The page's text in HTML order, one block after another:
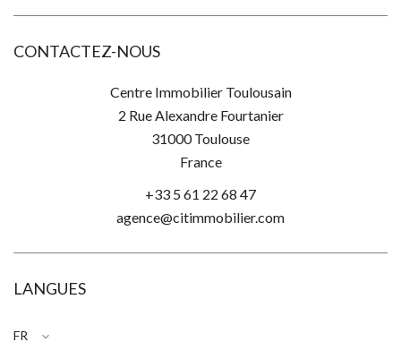
CONTACTEZ-NOUS
Centre Immobilier Toulousain
2 Rue Alexandre Fourtanier
31000Toulouse
France
+33 5 61 22 68 47
agence@citimmobilier.com
LANGUES
FR